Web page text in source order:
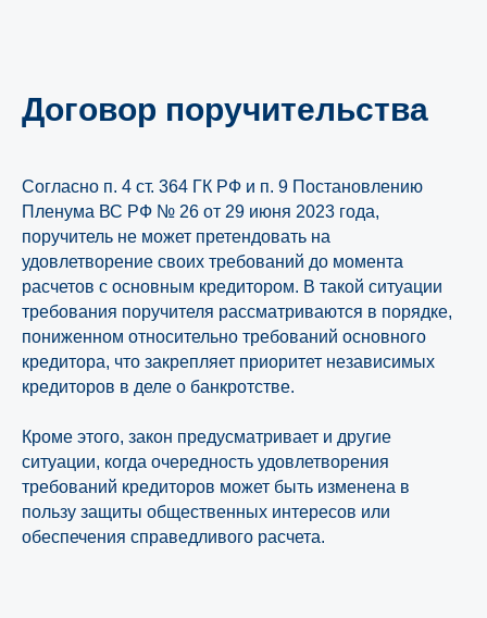
Договор поручительства
Согласно п. 4 ст. 364 ГК РФ и п. 9 Постановлению
Пленума ВС РФ № 26 от 29 июня 2023 года,
поручитель не может претендовать на
удовлетворение своих требований до момента
расчетов с основным кредитором. В такой ситуации
требования поручителя рассматриваются в порядке,
пониженном относительно требований основного
кредитора, что закрепляет приоритет независимых
кредиторов в деле о банкротстве.
Кроме этого, закон предусматривает и другие
ситуации, когда очередность удовлетворения
требований кредиторов может быть изменена в
пользу защиты общественных интересов или
обеспечения справедливого расчета.